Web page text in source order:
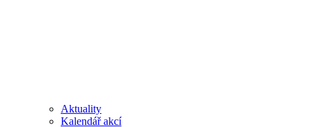
Aktuality
Kalendář akcí